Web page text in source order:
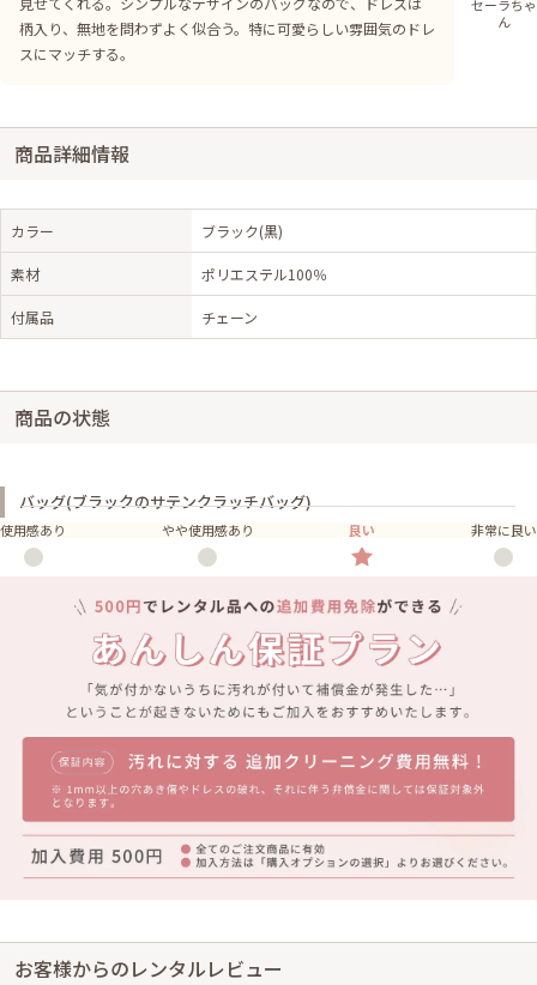
柄入り、無地を問わずよく似合う。特に可愛らしい雰囲気のドレ
スにマッチする。
セーラちゃ
ん
商品詳細情報
カラー ブラック(黒)
素材 ポリエステル100％
付属品 チェーン
商品の状態
バッグ(ブラックのサテンクラッチバッグ)
使用感あり やや使用感あり 良い 非常に良い
お客様からのレンタルレビュー